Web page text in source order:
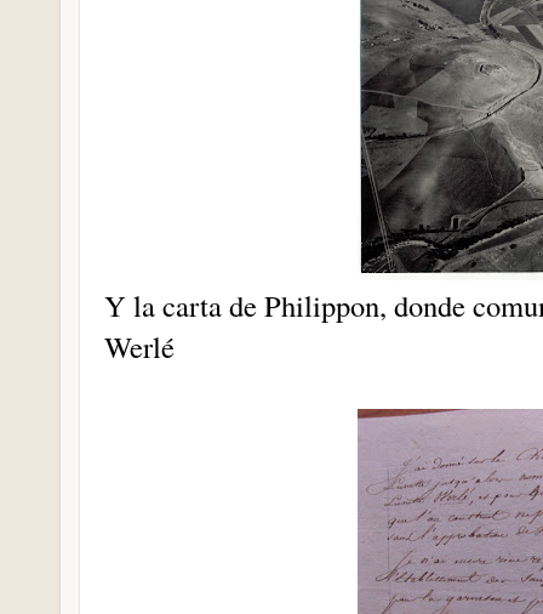
Y la carta de Philippon, donde
Werlé